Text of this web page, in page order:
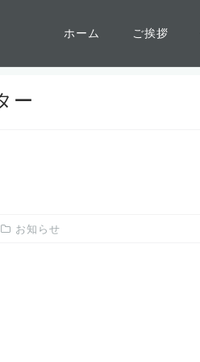
ホーム ご挨拶
ー
お知らせ